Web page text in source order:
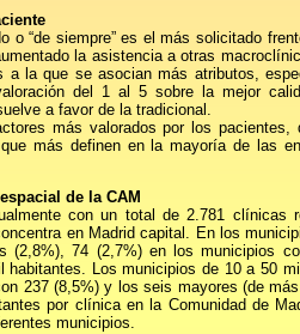
o “de siempre” es el más solicitado
la asistencia a otras
a la que se asocian más atributos,
del 1 al 5 sobre la mejor
a favor de la tradicional.
más valorados por los pacientes,
más definen en la mayoría de las
de la CAM
con un total de 2.781 clínicas
en Madrid capital. En los
(2,8%), 74 (2,7%) en los municipios
Los municipios de 10 a 50
237 (8,5%) y los seis mayores (de
por clínica en la Comunidad de
municipios.